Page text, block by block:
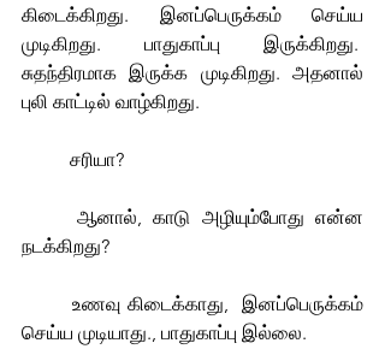
கிடைக்கிறது. இனப்பெருக்கம் செய்ய
முடிகிறது. பாதுகாப்பு இருக்கிறது.
சுதந்திரமாக இருக்க முடிகிறது. அதனால்
புலி காட்டில் வாழ்கிறது.
	சரியா?
நடக்கிறது?
செய்ய முடியாது., பாதுகாப்பு இல்லை.